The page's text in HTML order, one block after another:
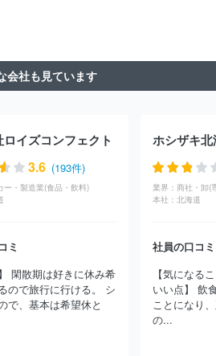
株式会社マーブル
株式会社ＪＳＯＬ
ｈｎｏｌｏｇｙ
アイエックス・ナレッジ株式会社
ンサルタンシー・サービシズ株式会社
社構造計画研究所
株式会社ＣＩＪ
信システム株式会社
ー株式会社
株式会社ニッセイコム
ＲＯＧＹ株式会社
ＪＡＬデジタル株式
十一
三菱電機ソフトウエア株式会社
式会社
ＳＣＳＫ株式会社
株式会社
兼松エレクトロニクス株式会社
ＳＣ
会社も見ています
イズコンフェクト
3.6 (193件)
ー・製造業(食品・飲料)
ミ
閑散期は好きに休み希
ので旅行に行ける。 シ
で、基本は希望休と
ホシザキ
業界：
本社： 北海道
社員の口コミ
【気になる
いい点】 飲
ことになり
の...